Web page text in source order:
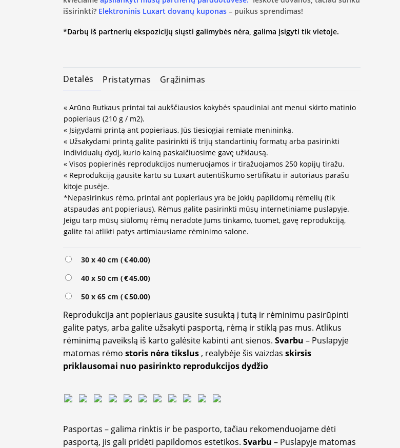
išsirinkti? Elektroninis Luxart dovanų kuponas – puikus sprendimas!
*Darbų iš partnerių ekspozicijų siųsti galimybės nėra, galima įsigyti tik vietoje.
Detalės Pristatymas Grąžinimas
« Arūno Rutkaus printai tai aukščiausios kokybės spaudiniai ant menui skirto matinio
popieriaus (210 g / m2).
« Įsigydami printą ant popieriaus, Jūs tiesiogiai remiate menininką.
« Užsakydami printą galite pasirinkti iš trijų standartinių formatų arba pasirinkti
individualų dydį, kurio kainą paskaičiuosime gavę užklausą.
« Visos popierinės reprodukcijos numeruojamos ir tiražuojamos 250 kopijų tiražu.
« Reprodukciją gausite kartu su Luxart autentiškumo sertifikatu ir autoriaus parašu
kitoje pusėje.
*Nepasirinkus rėmo, printai ant popieriaus yra be jokių papildomų rėmelių (tik
atspaudas ant popieriaus). Rėmus galite pasirinkti mūsų internetiniame puslapyje.
Jeigu tarp mūsų siūlomų rėmų neradote Jums tinkamo, tuomet, gavę reprodukciją,
galite tai atlikti patys artimiausiame rėminimo salone.
30 x 40 cm (€40.00)
40 x 50 cm (€45.00)
50 x 65 cm (€50.00)
Reprodukcija ant popieriaus gausite susuktą į tutą ir rėminimu pasirūpinti
galite patys, arba galite užsakyti pasportą, rėmą ir stiklą pas mus. Atlikus
rėminimą paveikslą iš karto galėsite kabinti ant sienos. Svarbu – Puslapyje
matomas rėmo storis nėra tikslus , realybėje šis vaizdas skirsis
priklausomai nuo pasirinkto reprodukcijos dydžio
Pasportas – galima rinktis ir be pasporto, tačiau rekomenduojame dėti
pasportą, jis gali pridėti papildomos estetikos. Svarbu – Puslapyje matomas